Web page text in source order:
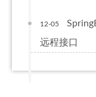
12-05
远程接口